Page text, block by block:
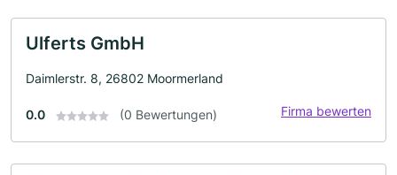
Ulferts GmbH
Daimlerstr. 8, 26802 Moormerland
0.0 (0 Bewertungen) Firma bewerten